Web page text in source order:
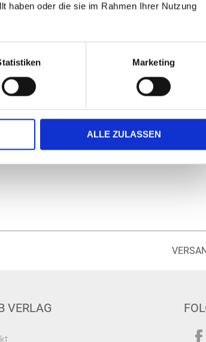
haben oder die sie im Rahmen Ihrer Nutzung
Marketing
ALLE ZULASSEN
VERLAG